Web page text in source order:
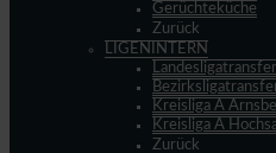
Gerüchteküche
Zurück
LIGENINTERN
Kreisliga A
Kreisliga A
Zurück